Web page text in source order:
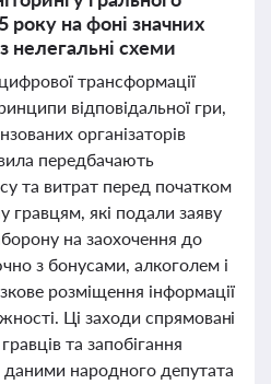
року на фоні значних
нелегальні схеми
трансформації
відповідальної гри,
організаторів
передбачають
та витрат перед початком
гравцям, які подали заяву
на заохочення до
з бонусами, алкоголем і
розміщення інформації
Ці заходи спрямовані
та запобігання
даними народного депутата